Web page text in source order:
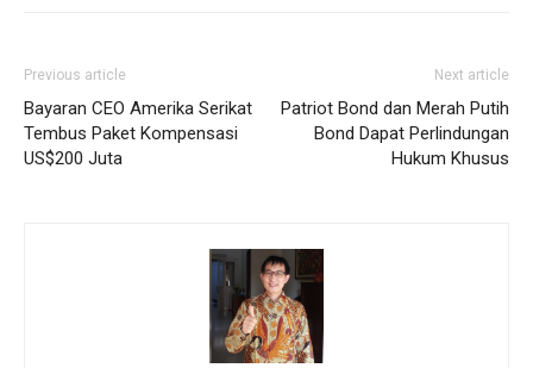
Previous article
Bayaran CEO Amerika Serikat
Tembus Paket Kompensasi
US$200 Juta
Next article
Patriot Bond dan Merah Putih
Bond Dapat Perlindungan
Hukum Khusus